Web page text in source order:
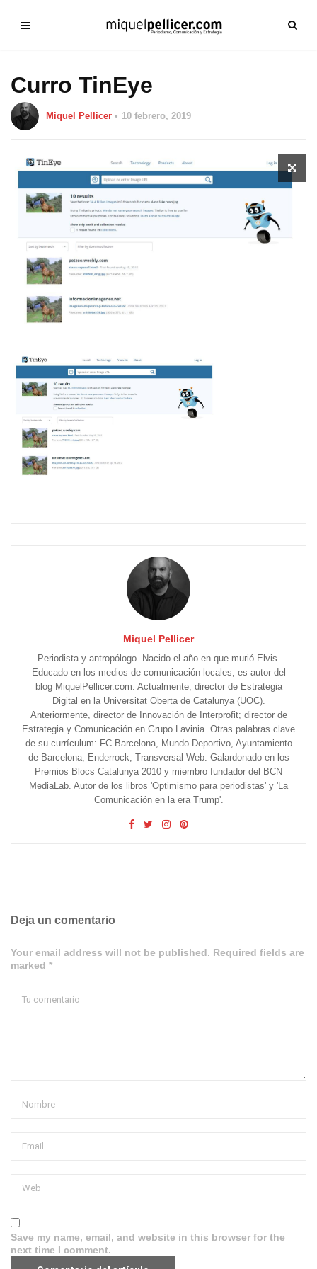
Curro TinEye
Miquel Pellicer 10 febrero, 2019
Miquel Pellicer
Periodista y antropólogo. Nacido el año en que murió Elvis.
Educado en los medios de comunicación locales, es autor del
blog MiquelPellicer.com. Actualmente, director de Estrategia
Digital en la Universitat Oberta de Catalunya (UOC).
Anteriormente, director de Innovación de Interprofit; director de
Estrategia y Comunicación en Grupo Lavinia. Otras palabras clave
de su currículum: FC Barcelona, Mundo Deportivo, Ayuntamiento
de Barcelona, Enderrock, Transversal Web. Galardonado en los
Premios Blocs Catalunya 2010 y miembro fundador del BCN
MediaLab. Autor de los libros 'Optimismo para periodistas' y 'La
Comunicación en la era Trump'.
Deja un comentario
Your email address will not be published. Required fields are
marked *
Save my name, email, and website in this browser for the
next time I comment.